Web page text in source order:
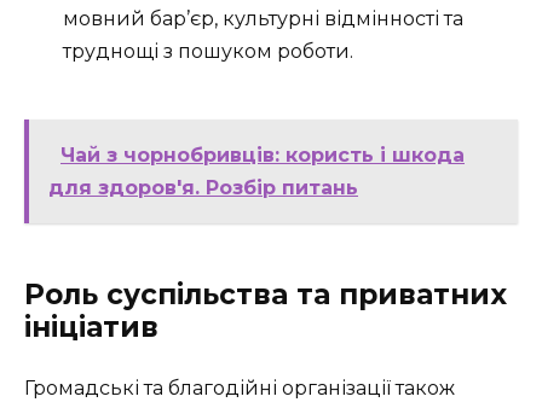
мовний бар’єр, культурні відмінності та
труднощі з пошуком роботи.
Чай з чорнобривців: користь і шкода
для здоров'я. Розбір питань
Роль суспільства та приватних
ініціатив
Громадські та благодійні організації також